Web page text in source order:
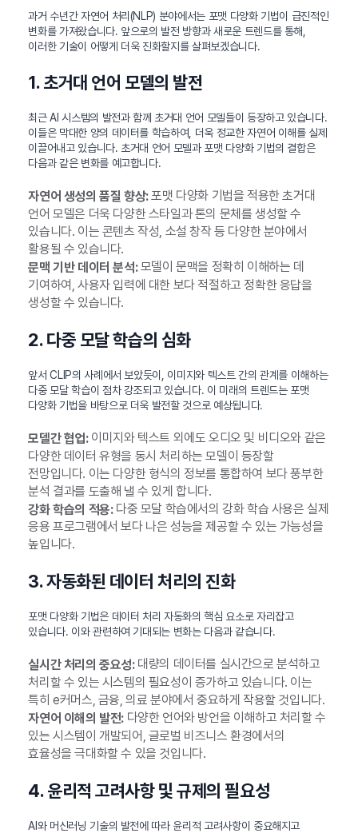
과거 수년간 자연어 처리(NLP) 분야에서는 포맷 다양화 기법이 급진적인
변화를 가져왔습니다. 앞으로의 발전 방향과 새로운 트렌드를 통해,
이러한 기술이 어떻게 더욱 진화할지를 살펴보겠습니다.
1. 초거대 언어 모델의 발전
최근 AI 시스템의 발전과 함께 초거대 언어 모델들이 등장하고 있습니다.
이들은 막대한 양의 데이터를 학습하여, 더욱 정교한 자연어 이해를 실제
이끌어내고 있습니다. 초거대 언어 모델과 포맷 다양화 기법의 결합은
다음과 같은 변화를 예고합니다.
자연어 생성의 품질 향상:포맷 다양화 기법을 적용한 초거대
언어 모델은 더욱 다양한 스타일과 톤의 문체를 생성할 수
있습니다. 이는 콘텐츠 작성, 소설 창작 등 다양한 분야에서
활용될 수 있습니다.
문맥 기반 데이터 분석:모델이 문맥을 정확히 이해하는 데
기여하여, 사용자 입력에 대한 보다 적절하고 정확한 응답을
생성할 수 있습니다.
2. 다중 모달 학습의 심화
앞서 CLIP의 사례에서 보았듯이, 이미지와 텍스트 간의 관계를 이해하는
다중 모달 학습이 점차 강조되고 있습니다. 이 미래의 트렌드는 포맷
다양화 기법을 바탕으로 더욱 발전할 것으로 예상됩니다.
모델간 협업:이미지와 텍스트 외에도 오디오 및 비디오와 같은
다양한 데이터 유형을 동시 처리하는 모델이 등장할
전망입니다. 이는 다양한 형식의 정보를 통합하여 보다 풍부한
분석 결과를 도출해 낼 수 있게 합니다.
강화 학습의 적용:다중 모달 학습에서의 강화 학습 사용은 실제
응용 프로그램에서 보다 나은 성능을 제공할 수 있는 가능성을
높입니다.
3. 자동화된 데이터 처리의 진화
포맷 다양화 기법은 데이터 처리 자동화의 핵심 요소로 자리잡고
있습니다. 이와 관련하여 기대되는 변화는 다음과 같습니다.
실시간 처리의 중요성:대량의 데이터를 실시간으로 분석하고
처리할 수 있는 시스템의 필요성이 증가하고 있습니다. 이는
특히 e커머스, 금융, 의료 분야에서 중요하게 작용할 것입니다.
자연어 이해의 발전:다양한 언어와 방언을 이해하고 처리할 수
있는 시스템이 개발되어, 글로벌 비즈니스 환경에서의
효율성을 극대화할 수 있을 것입니다.
4. 윤리적 고려사항 및 규제의 필요성
AI와 머신러닝 기술의 발전에 따라 윤리적 고려사항이 중요해지고